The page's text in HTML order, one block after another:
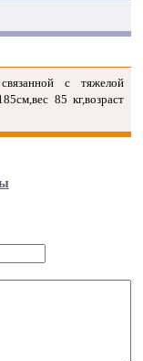
с тяжелой
85 кг,возраст